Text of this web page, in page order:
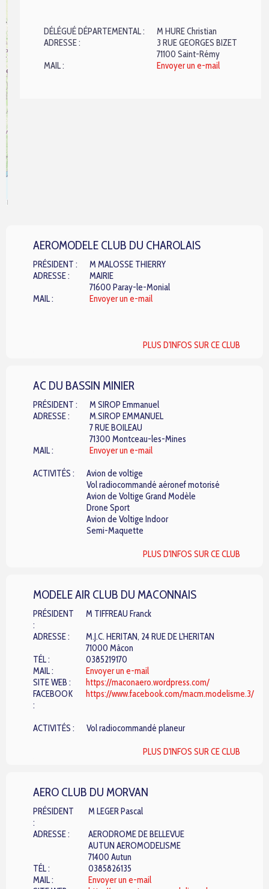
DÉLÉGUÉ DÉPARTEMENTAL :
M HURE Christian
ADRESSE :
3 RUE GEORGES BIZET
71100 Saint-Rémy
MAIL :
Envoyer un e-mail
AEROMODELE CLUB DU CHAROLAIS
PRÉSIDENT :
M MALOSSE THIERRY
ADRESSE :
MAIRIE
71600 Paray-le-Monial
MAIL :
Envoyer un e-mail
PLUS D'INFOS SUR CE CLUB
AC DU BASSIN MINIER
PRÉSIDENT :
M SIROP Emmanuel
ADRESSE :
M.SIROP EMMANUEL
7 RUE BOILEAU
71300 Montceau-les-Mines
MAIL :
Envoyer un e-mail
ACTIVITÉS :
Avion de voltige
Vol radiocommandé aéronef motorisé
Avion de Voltige Grand Modèle
Drone Sport
Avion de Voltige Indoor
Semi-Maquette
PLUS D'INFOS SUR CE CLUB
MODELE AIR CLUB DU MACONNAIS
PRÉSIDENT
:
M TIFFREAU Franck
ADRESSE :
M.J.C. HERITAN, 24 RUE DE L'HERITAN
71000 Mâcon
TÉL :
0385219170
MAIL :
Envoyer un e-mail
SITE WEB :
https://maconaero.wordpress.com/
FACEBOOK
:
https://www.facebook.com/macm.modelisme.3/
ACTIVITÉS : Vol radiocommandé planeur
PLUS D'INFOS SUR CE CLUB
AERO CLUB DU MORVAN
PRÉSIDENT
:
M LEGER Pascal
ADRESSE :
AERODROME DE BELLEVUE
AUTUN AEROMODELISME
71400 Autun
TÉL :
0385826135
MAIL :
Envoyer un e-mail